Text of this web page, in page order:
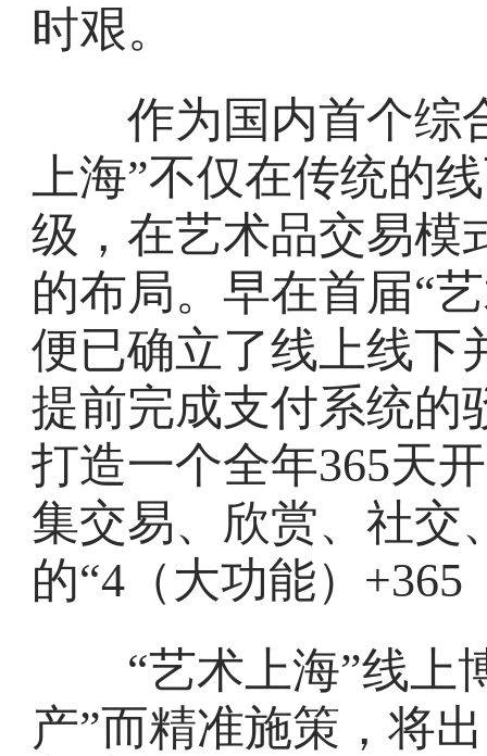
时艰。
作为国内首个综
上海”不仅在传统的
级，在艺术品交易模
的布局。早在首届“
便已确立了线上线下
提前完成支付系统的
打造一个全年365天
集交易、欣赏、社交
的“4（大功能）
“艺术上海”线上
产”而精准施策，将